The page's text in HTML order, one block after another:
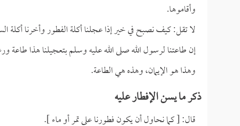
وأقاموها.
لا تقل: كيف نصبح في خير إذا عجلنا أكلة الفطور وأخرنا أكلة
إن طاعتنا لرسول الله صلى الله عليه وسلم بتعجيلنا هذا طاعة
وهذا هو الإيمان، وهذه هي الطاعة.
ذكر ما يسن الإفطار عليه
قال: [ كما نحاول أن يكون فطورنا على تمر أو ماء ].